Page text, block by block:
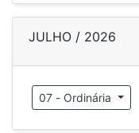
JULHO / 2026
07 - Ordinária